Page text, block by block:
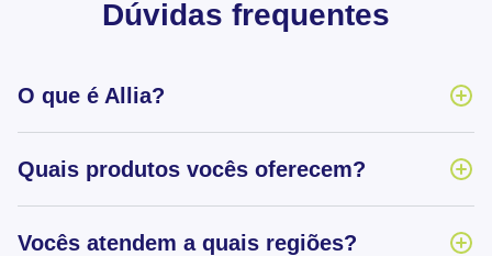
Dúvidas frequentes
O que é Allia?
Quais produtos vocês oferecem?
Vocês atendem a quais regiões?